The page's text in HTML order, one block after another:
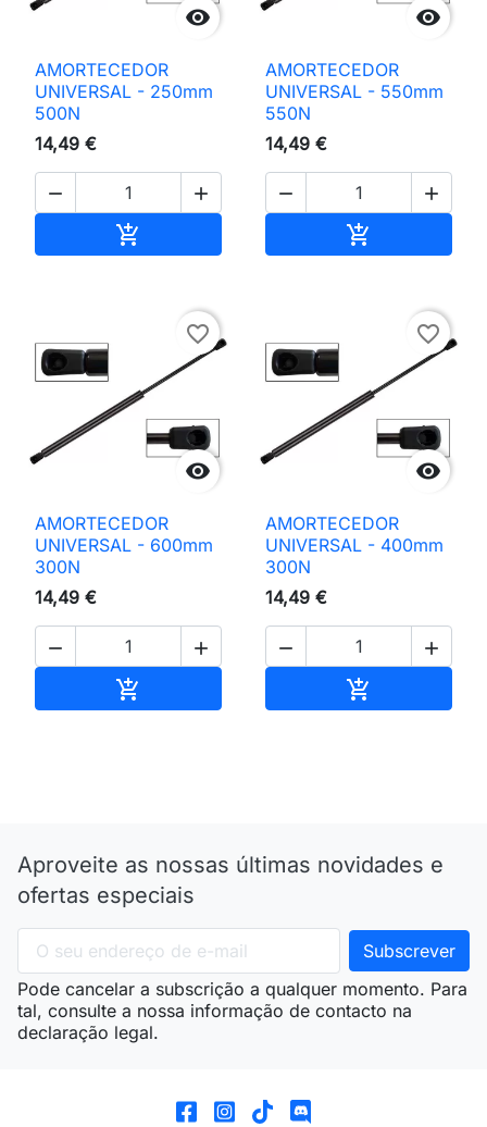

AMORTECEDOR
UNIVERSAL - 250mm
500N
14,49 €
 


AMORTECEDOR
UNIVERSAL - 550mm
550N
14,49 €
 


favorite_border
AMORTECEDOR
UNIVERSAL - 600mm
300N
14,49 €
 


favorite_border
AMORTECEDOR
UNIVERSAL - 400mm
300N
14,49 €
 

Aproveite as nossas últimas novidades e
ofertas especiais
Pode cancelar a subscrição a qualquer momento. Para
tal, consulte a nossa informação de contacto na
declaração legal.